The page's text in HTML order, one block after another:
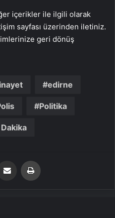
içerikler ile ilgili olarak
sayfası üzerinden iletiniz.
geri dönüş
edirne
Politika
Email'den paylaş